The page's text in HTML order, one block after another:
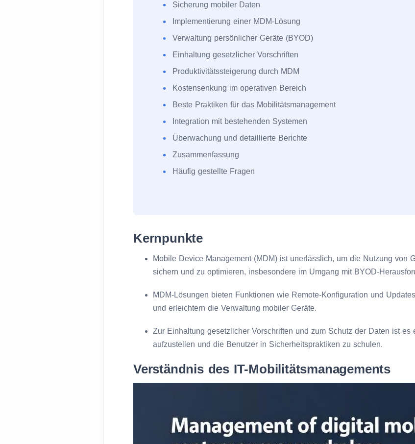
Sicherung mobiler Daten
Implementierung einer MDM-Lösung
Verwaltung persönlicher Geräte (BYOD)
Einhaltung gesetzlicher Vorschriften
Produktivitätssteigerung durch MDM
Kostensenkung im operativen Bereich
Beste Praktiken für das Mobilitätsmanagement
Integration mit bestehenden Systemen
Überwachung und detaillierte Berichte
Zusammenfassung
Häufig gestellte Fragen
Kernpunkte
Mobile Device Management (MDM) ist unerlässlich, um die Nutzung von
sichern und zu optimieren, insbesondere im Umgang mit BYOD-
MDM-Lösungen bieten Funktionen wie Remote-Konfiguration und
und erleichtern die Verwaltung mobiler Geräte.
Zur Einhaltung gesetzlicher Vorschriften und zum Schutz der Daten ist es
aufzustellen und die Benutzer in Sicherheitspraktiken zu schulen.
Verständnis des IT-Mobilitätsmanagements